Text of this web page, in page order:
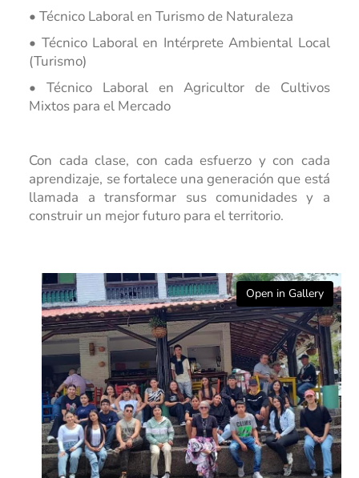
• Técnico Laboral en Turismo de Naturaleza
• Técnico Laboral en Intérprete Ambiental Local
(Turismo)
• Técnico Laboral en Agricultor de Cultivos
Mixtos para el Mercado
Con cada clase, con cada esfuerzo y con cada
aprendizaje, se fortalece una generación que está
llamada a transformar sus comunidades y a
construir un mejor futuro para el territorio.
Open in Gallery